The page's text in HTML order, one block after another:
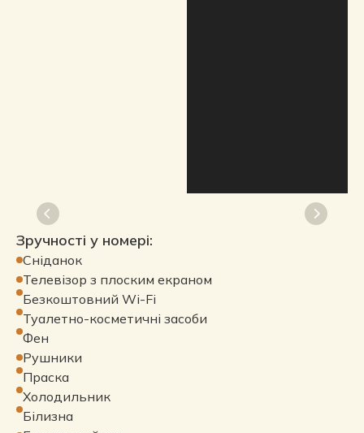
Зручності у номері:
Сніданок
Телевізор з плоским екраном
Безкоштовний Wi-Fi
Туалетно-косметичні засоби
Фен
Рушники
Праска
Холодильник
Білизна